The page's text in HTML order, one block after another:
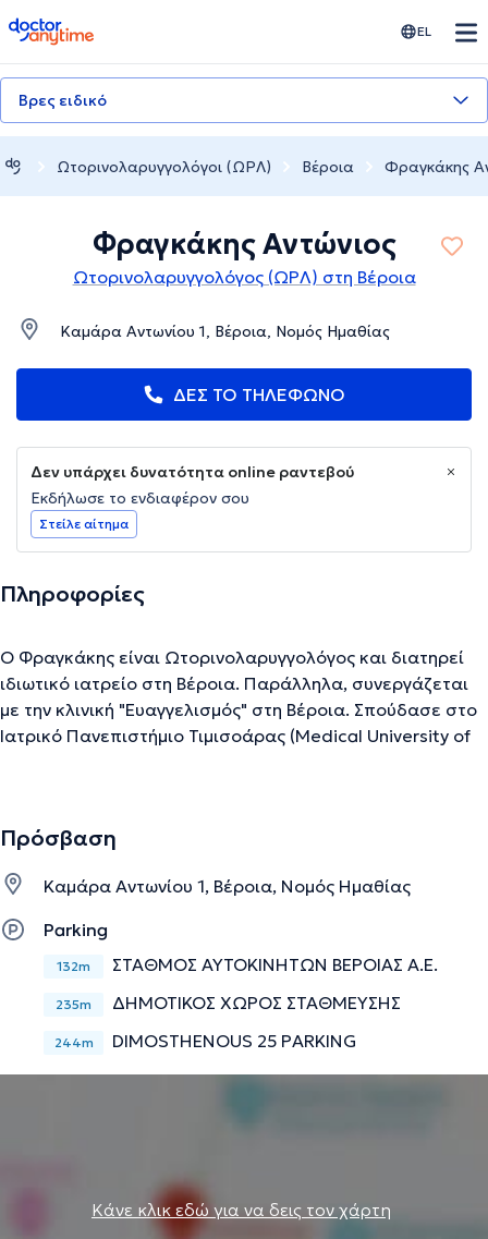
doctoranytime EL
Βρες ειδικό
Ωτορινολαρυγγολόγοι (ΩΡΛ) Βέροια Φραγκάκης
Φραγκάκης Αντώνιος
Ωτορινολαρυγγολόγος (ΩΡΛ) στη Βέροια
Καμάρα Αντωνίου 1, Βέροια, Νομός Ημαθίας
ΔΕΣ ΤΟ ΤΗΛΕΦΩΝΟ
Δεν υπάρχει δυνατότητα online ραντεβού
Εκδήλωσε το ενδιαφέρον σου
Στείλε αίτημα
Πληροφορίες
Ο Φραγκάκης είναι Ωτορινολαρυγγολόγος και διατηρεί
ιδιωτικό ιατρείο στη Βέροια. Παράλληλα, συνεργάζεται
με την κλινική "Ευαγγελισμός" στη Βέροια. Σπούδασε στο
Ιατρικό Πανεπιστήμιο Τιμισοάρας (Medical University of
Κεφαλής, και ολοκλήρωσε την ειδικότητά του στο Γ.Ν.Θ.
ιατρικών συνεδρίων.
Την περιγραφή επιμελείται η ομάδα του doctoranytime βασισμένη σε
Πρόσβαση
Καμάρα Αντωνίου 1, Βέροια, Νομός Ημαθίας
Parking
132m ΣΤΑΘΜΟΣ ΑΥΤΟΚΙΝΗΤΩΝ ΒΕΡΟΙΑΣ Α.Ε.
235m ΔΗΜΟΤΙΚΟΣ ΧΩΡΟΣ ΣΤΑΘΜΕΥΣΗΣ
244m DIMOSTHENOUS 25 PARKING
Κάνε κλικ εδώ για να δεις τον χάρτη